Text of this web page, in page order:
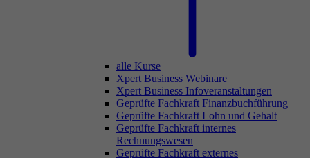
alle Kurse
Xpert Business Webinare
Xpert Business Infoveranstaltungen
Geprüfte Fachkraft Finanzbuchführung
Geprüfte Fachkraft Lohn und Gehalt
Geprüfte Fachkraft internes
Rechnungswesen
Geprüfte Fachkraft externes